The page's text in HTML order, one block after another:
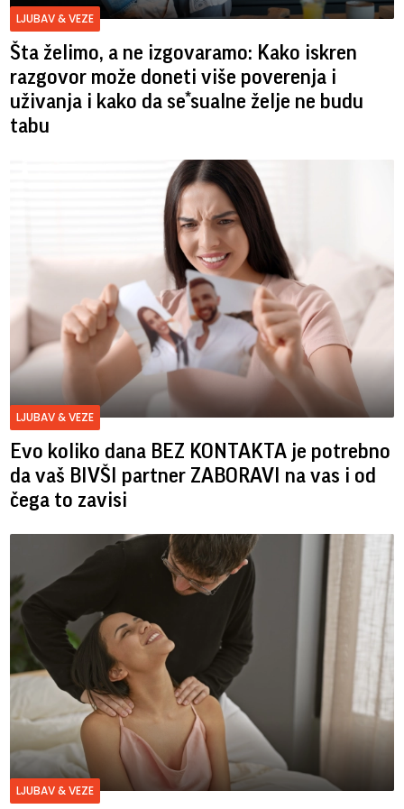
LJUBAV & VEZE
Šta želimo, a ne izgovaramo: Kako iskren
razgovor može doneti više poverenja i
uživanja i kako da se*sualne želje ne budu
tabu
LJUBAV & VEZE
Evo koliko dana BEZ KONTAKTA je potrebno
da vaš BIVŠI partner ZABORAVI na vas i od
čega to zavisi
LJUBAV & VEZE